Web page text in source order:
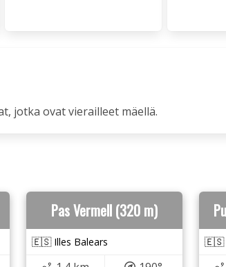
jotka ovat vierailleet mäellä.
Pas Vermell (320 m)
🇪🇸 Illes Balears 🇪🇸